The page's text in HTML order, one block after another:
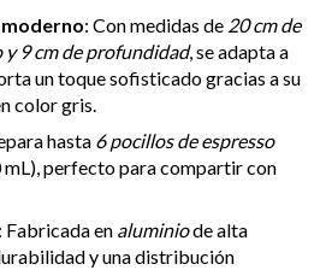
: Con medidas de 20 cm de
y 9 cm de profundidad, se adapta a
un toque sofisticado gracias a su
color gris.
hasta 6 pocillos de espresso
perfecto para compartir con
: Fabricada en aluminiode alta
y una distribución